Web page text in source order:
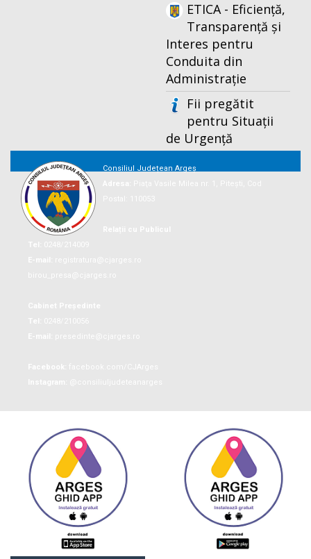
ETICA - Eficiență,
Transparență și
Interes pentru
Conduita din
Administrație
Fii pregătit
pentru Situații
de Urgență
Consiliul Județean Argeș